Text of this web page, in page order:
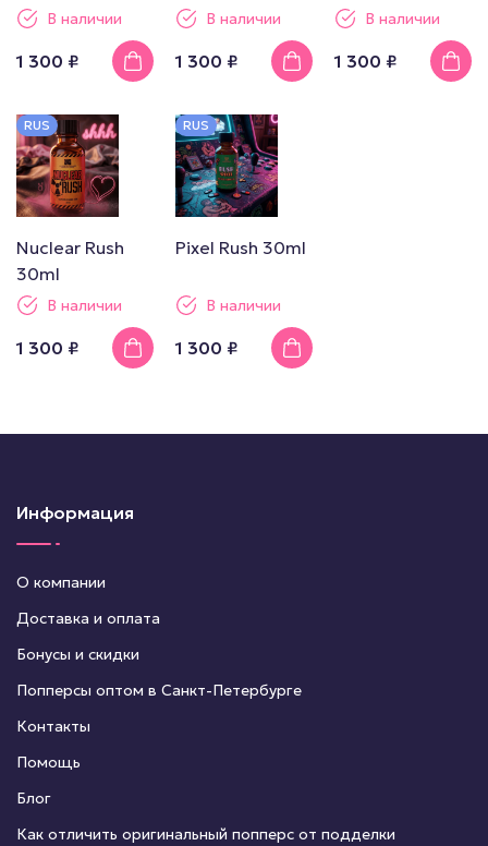
В наличии
1 300 ₽
В наличии
1 300 ₽
В наличии
1 300 ₽
RUS
Nuclear Rush
30ml
В наличии
1 300 ₽
RUS
Pixel Rush 30ml
В наличии
1 300 ₽
Информация
О компании
Доставка и оплата
Бонусы и скидки
Попперсы оптом в Санкт-Петербурге
Контакты
Помощь
Блог
Как отличить оригинальный попперс от подделки